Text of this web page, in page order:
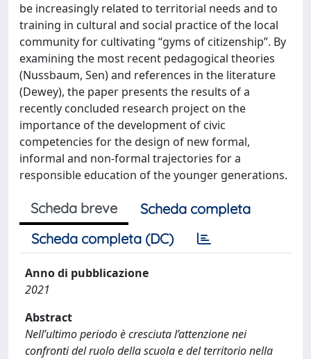
be increasingly related to territorial needs and to
training in cultural and social practice of the local
community for cultivating “gyms of citizenship”. By
examining the most recent pedagogical theories
(Nussbaum, Sen) and references in the literature
(Dewey), the paper presents the results of a
recently concluded research project on the
importance of the development of civic
competencies for the design of new formal,
informal and non-formal trajectories for a
responsible education of the younger generations.
Scheda breve
Scheda completa
Scheda completa (DC)
Anno di pubblicazione
2021
Abstract
Nell’ultimo periodo è cresciuta l’attenzione nei
confronti del ruolo della scuola e del territorio nella